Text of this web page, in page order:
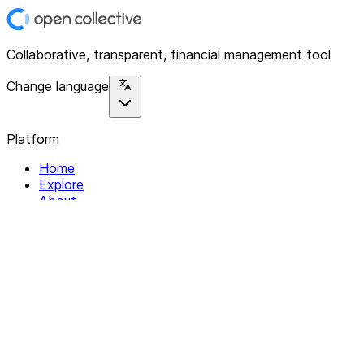
Collaborative, transparent, financial management tool
Change language
Platform
Home
Explore
About